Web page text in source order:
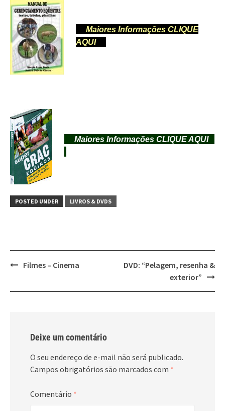
Maiores Informações CLIQUE
AQUI
Maiores Informações CLIQUE AQUI
POSTED UNDER LIVROS & DVDS
PostFilmes – Cinema
DVD: “Pelagem, resenha &
exterior”
Deixe um comentário
O seu endereço de e-mail não será publicado.
Campos obrigatórios são marcados com *
Comentário *